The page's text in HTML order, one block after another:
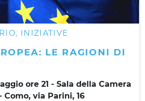
, INIZIATIVE
LE RAGIONI DI
ore 21 - Sala della Camera
via Parini, 16